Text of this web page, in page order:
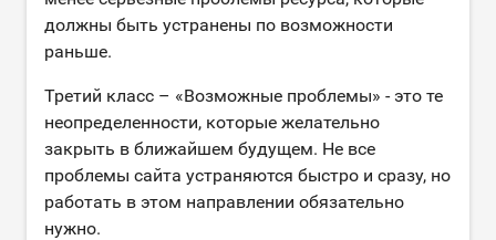
должны быть устранены по возможности
раньше.
Третий класс – «Возможные проблемы» - это те
неопределенности, которые желательно
закрыть в ближайшем будущем. Не все
проблемы сайта устраняются быстро и сразу, но
работать в этом направлении обязательно
нужно.